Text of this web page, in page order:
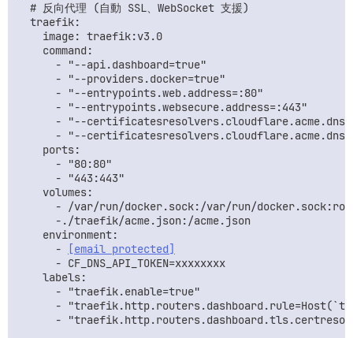
  # 反向代理 (自動 SSL、WebSocket 支援)
  traefik:
    image: traefik:v3.0
    command:
      - "--api.dashboard=true"
      - "--providers.docker=true"
      - "--entrypoints.web.address=:80"
      - "--entrypoints.websecure.address=:443"
- "--
- "--
    ports:
      - "80:80"
      - "443:443"
    volumes:
      - /var/run/docker.sock:/var/run/docker.sock:ro
      -./traefik/acme.json:/acme.json
    environment:
      -
[email protected]
      - CF_DNS_API_TOKEN=xxxxxxxx
    labels:
      - "traefik.enable=true"
-
-